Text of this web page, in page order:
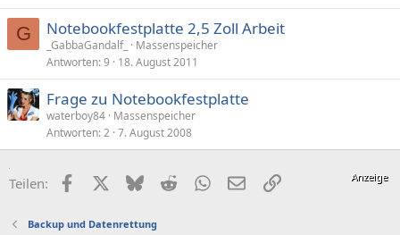
G Notebookfestplatte 2,5 Zoll Arbeit
_GabbaGandalf_
Massenspeicher
Antworten 9 18. August 2011
Frage zu Notebookfestplatte
waterboy84 Massenspeicher
Antworten 2 7. August 2008
Teilen: FacebookX (Twitter)
BlueskyRedditWhatsApp
E-MailLink
Backup und Datenrettung